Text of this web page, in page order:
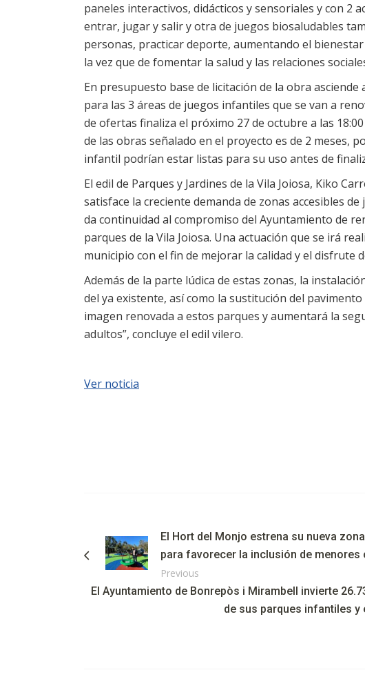
paneles interactivos, didácticos y sensoriales y con 2
entrar, jugar y salir y otra de juegos biosaludables
personas, practicar deporte, aumentando el bienestar
la vez que de fomentar la salud y las relaciones
En presupuesto base de licitación de la obra
para las 3 áreas de juegos infantiles que se van a
de ofertas finaliza el próximo 27 de octubre a las
de las obras señalado en el proyecto es de 2 meses,
infantil podrían estar listas para su uso antes de
El edil de Parques y Jardines de la Vila Joiosa, Kiko
satisface la creciente demanda de zonas accesibles
da continuidad al compromiso del Ayuntamiento de
parques de la Vila Joiosa. Una actuación que se irá
municipio con el fin de mejorar la calidad y el disfrute
Además de la parte lúdica de estas zonas, la
del ya existente, así como la sustitución del
imagen renovada a estos parques y aumentará la
adultos”, concluye el edil vilero.
Ver noticia
El Hort del Monjo estrena su nueva
para favorecer la inclusión de menores
Previous
El Ayuntamiento de Bonrepòs i Mirambell invierte
de sus parques infantiles y